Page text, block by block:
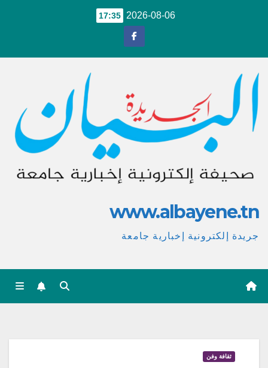
2026-08-06
17:35
www.albayene.tn
جريدة إلكترونية إخبارية جامعة
ثقافة وفن